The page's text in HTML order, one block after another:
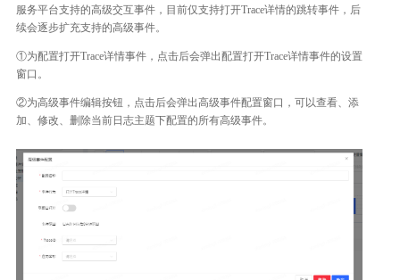
服务平台支持的高级交互事件，目前仅支持打开Trace详情的跳转事件，后
续会逐步扩充支持的高级事件。
①为配置打开Trace详情事件，点击后会弹出配置打开Trace详情事件的设置
窗口。
②为高级事件编辑按钮，点击后会弹出高级事件配置窗口，可以查看、添
加、修改、删除当前日志主题下配置的所有高级事件。